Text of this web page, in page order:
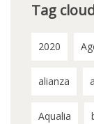
Tag
2020
alianza
Aqualia